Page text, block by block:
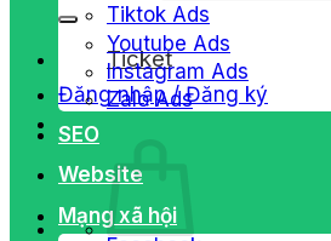
Ticket
Đăng nhập / Đăng ký
Tiktok Ads
Youtube Ads
Instagram Ads
Zalo Ads
SEO
Website
Mạng xã hội